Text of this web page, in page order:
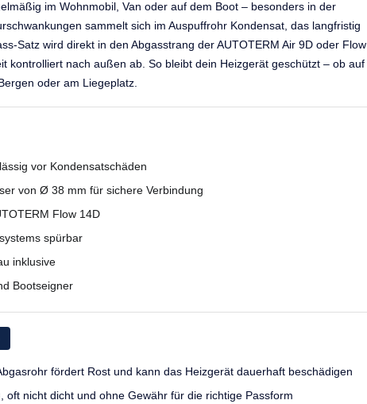
im Wohnmobil, Van oder auf dem Boot – besonders in der
sammelt sich im Auspuffrohr Kondensat, das langfristig
Satz wird direkt in den Abgasstrang der AUTOTERM Air 9D oder Flow
kontrolliert nach außen ab. So bleibt dein Heizgerät geschützt – ob auf
oder am Liegeplatz.
vor Kondensatschäden
von Ø 38 mm für sichere Verbindung
Flow 14D
spürbar
inklusive
Bootseigner
fördert Rost und kann das Heizgerät dauerhaft beschädigen
oft nicht dicht und ohne Gewähr für die richtige Passform